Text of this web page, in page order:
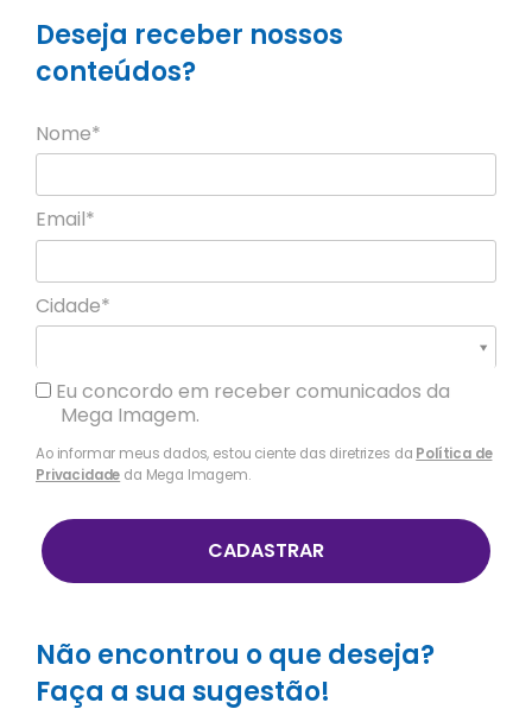
Deseja receber nossos
conteúdos?
Nome*
Email*
Cidade*
Eu concordo em receber comunicados da
Mega Imagem.
Ao informar meus dados, estou ciente das diretrizes da Política de
Privacidade da Mega Imagem.
CADASTRAR
Não encontrou o que deseja?
Faça a sua sugestão!